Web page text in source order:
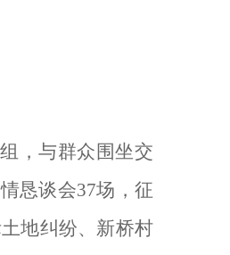
，与群众围坐交
恳谈会37场，征
地纠纷、新桥村